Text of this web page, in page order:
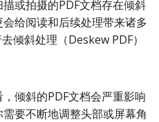
或拍摄的PDF文档存在倾斜
给阅读和后续处理带来诸多
倾斜处理（Deskew PDF）
倾斜的PDF文档会严重影响
要不断地调整头部或屏幕角